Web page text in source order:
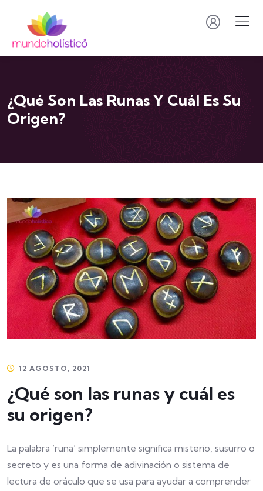
¿Qué Son Las Runas Y Cuál Es Su
Origen?
12 AGOSTO, 2021
¿Qué son las runas y cuál es
su origen?
La palabra ‘runa’ simplemente significa misterio, susurro o
secreto y es una forma de adivinación o sistema de
lectura de oráculo que se usa para ayudar a comprender